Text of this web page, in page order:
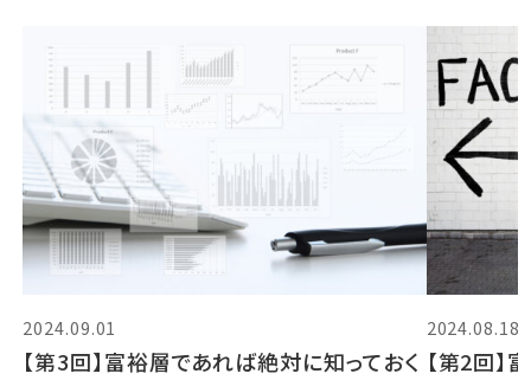
2024.09.01
【第3回】富裕層であれば絶対に知っておく
2024.08.18
【第2回】